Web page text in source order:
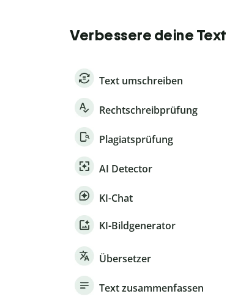
Verbessere deine
Text umschreiben
Rechtschreibprüfung
Plagiatsprüfung
AI Detector
KI-Chat
KI-Bildgenerator
Übersetzer
Text zusammenfassen